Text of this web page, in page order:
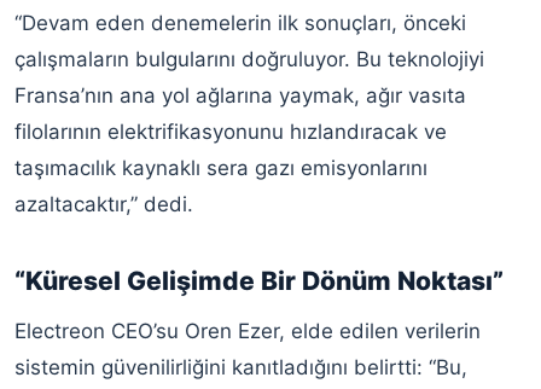
“Devam eden denemelerin ilk sonuçları, önceki
çalışmaların bulgularını doğruluyor. Bu teknolojiyi
Fransa’nın ana yol ağlarına yaymak, ağır vasıta
filolarının elektrifikasyonunu hızlandıracak ve
taşımacılık kaynaklı sera gazı emisyonlarını
azaltacaktır,” dedi.
“Küresel Gelişimde Bir Dönüm Noktası”
Electreon CEO’su Oren Ezer, elde edilen verilerin
sistemin güvenilirliğini kanıtladığını belirtti: “Bu,